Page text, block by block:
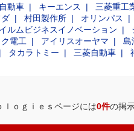
動車 キーエンス 三菱重工
村田製作所 オリンパス
ルムビジネスイノベーション
電工 アイリスオーヤマ 島
タカラトミー 三菱自動車
ｏｇｉｅｓページには0件の掲